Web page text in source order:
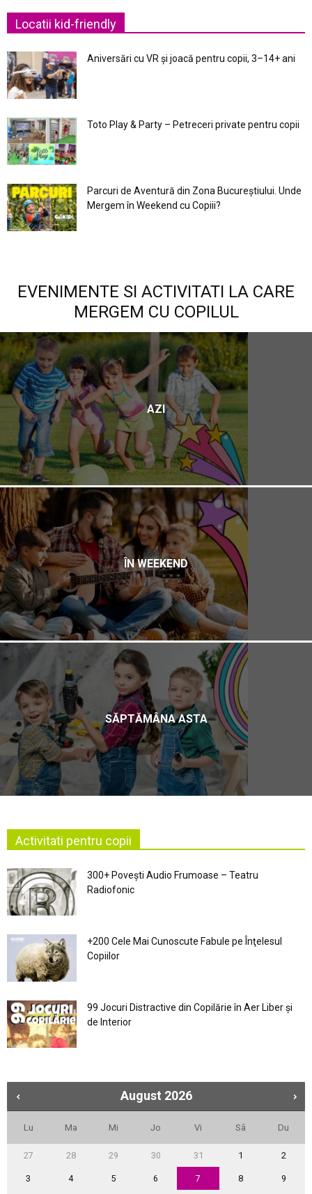
Locatii kid-friendly
Aniversări cu VR și joacă pentru copii, 3–14+ ani
Toto Play & Party – Petreceri private pentru copii
Parcuri de Aventură din Zona Bucureştiului. Unde
Mergem în Weekend cu Copiii?
EVENIMENTE SI ACTIVITATI LA CARE
MERGEM CU COPILUL
AZI
ÎN WEEKEND
SĂPTĂMÂNA ASTA
Activitati pentru copii
300+ Povești Audio Frumoase – Teatru
Radiofonic
+200 Cele Mai Cunoscute Fabule pe Înţelesul
Copiilor
99 Jocuri Distractive din Copilărie în Aer Liber şi
de Interior
August 2026
Lu Ma Mi Jo Vi Sâ Du
27 28 29 30 31 1 2
3 4 5 6 7 8 9